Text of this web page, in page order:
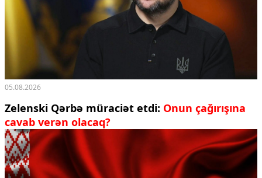
05.08.2026
Zelenski Qərbə müraciət etdi: Onun çağırışına
cavab verən olacaq?